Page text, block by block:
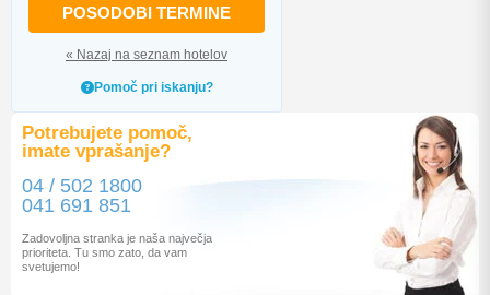
POSODOBI TERMINE
« Nazaj na seznam hotelov
Pomoč pri iskanju?
Potrebujete pomoč,
imate vprašanje?
04 / 502 1800
041 691 851
Zadovoljna stranka je naša največja
prioriteta. Tu smo zato, da vam
svetujemo!